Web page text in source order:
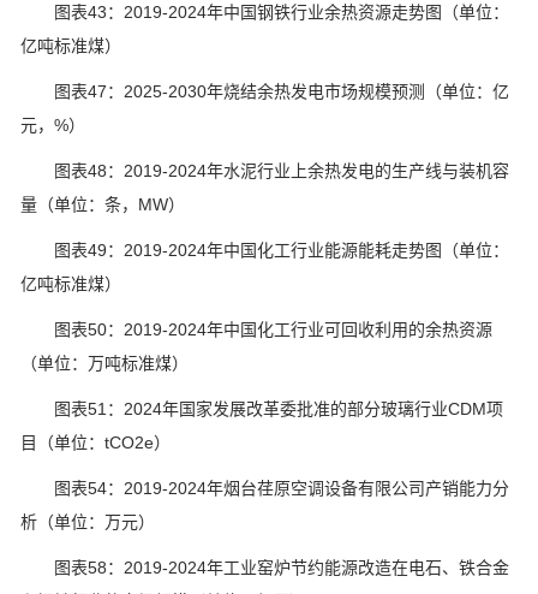
图表43：2019-2024年中国钢铁行业余热资源走势图（单位：
亿吨标准煤）
图表47：2025-2030年烧结余热发电市场规模预测（单位：亿
元，%）
图表48：2019-2024年水泥行业上余热发电的生产线与装机容
量（单位：条，MW）
图表49：2019-2024年中国化工行业能源能耗走势图（单位：
亿吨标准煤）
图表50：2019-2024年中国化工行业可回收利用的余热资源
（单位：万吨标准煤）
图表51：2024年国家发展改革委批准的部分玻璃行业CDM项
目（单位：tCO2e）
图表54：2019-2024年烟台荏原空调设备有限公司产销能力分
析（单位：万元）
图表58：2019-2024年工业窑炉节约能源改造在电石、铁合金